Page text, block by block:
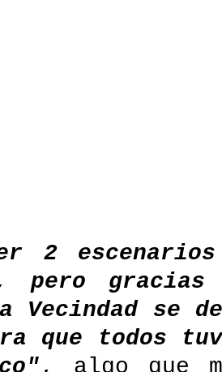
2
pero
Vecindad se
que todos